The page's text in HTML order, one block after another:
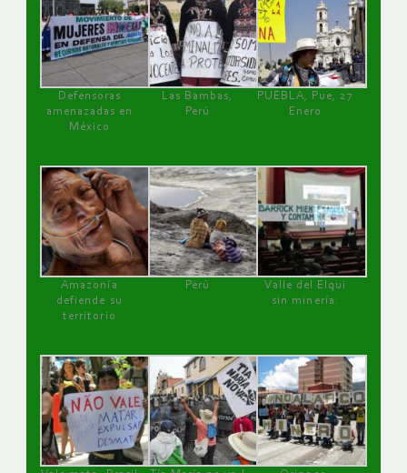
Defensoras
amenazadas en
México
Las Bambas,
Perú
PUEBLA, Pue, 27
Enero
Amazonía
defiende su
territorio
Perú
Valle del Elqui
sin minería.